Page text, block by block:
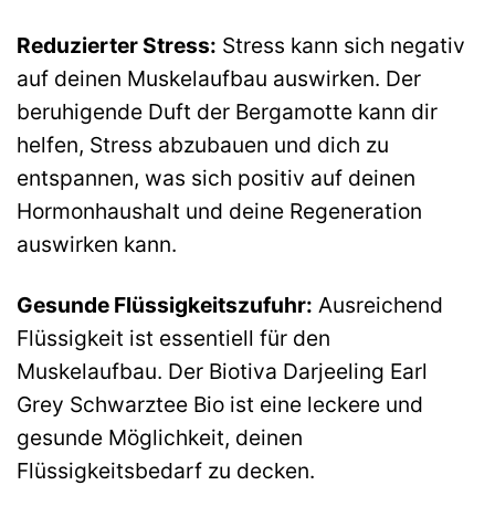
Reduzierter Stress: Stress kann sich negativ
auf deinen Muskelaufbau auswirken. Der
beruhigende Duft der Bergamotte kann dir
helfen, Stress abzubauen und dich zu
entspannen, was sich positiv auf deinen
Hormonhaushalt und deine Regeneration
auswirken kann.
Gesunde Flüssigkeitszufuhr: Ausreichend
Flüssigkeit ist essentiell für den
Muskelaufbau. Der Biotiva Darjeeling Earl
Grey Schwarztee Bio ist eine leckere und
gesunde Möglichkeit, deinen
Flüssigkeitsbedarf zu decken.